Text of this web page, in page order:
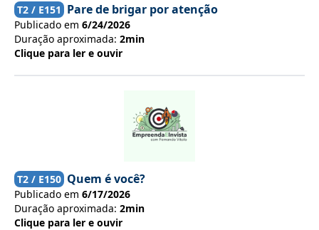
T2 / E151 Pare de brigar por atenção
Publicado em 6/24/2026
Duração aproximada: 2min
Clique para ler e ouvir
T2 / E150 Quem é você?
Publicado em 6/17/2026
Duração aproximada: 2min
Clique para ler e ouvir